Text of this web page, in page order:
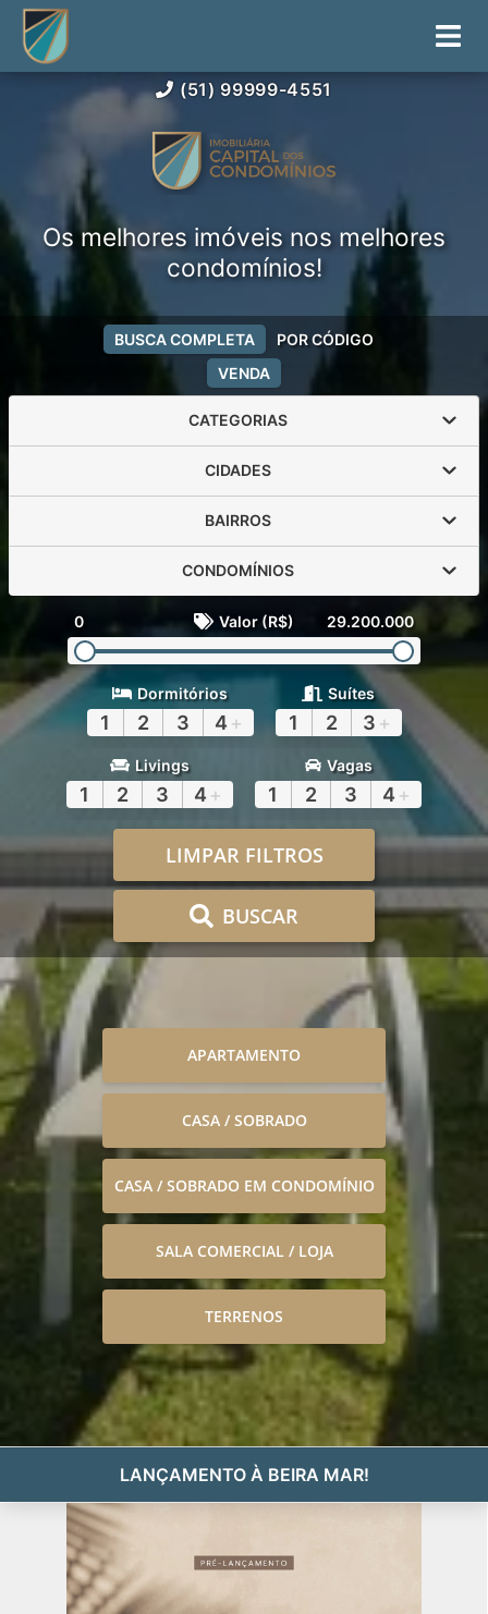
(51) 99999-4551
Os melhores imóveis nos melhores
condomínios!
VENDA
BUSCA COMPLETA POR CÓDIGO
CATEGORIAS
CIDADES
BAIRROS
CONDOMÍNIOS
0 Valor (R$) 29.200.000
Dormitórios
1 2 3 4 +
Suítes
1 2 3 +
Livings
1 2 3 4 +
Vagas
1 2 3 4 +
LIMPAR FILTROS
BUSCAR
APARTAMENTO
CASA / SOBRADO
CASA / SOBRADO EM CONDOMÍNIO
SALA COMERCIAL / LOJA
TERRENOS
LANÇAMENTO À BEIRA MAR!